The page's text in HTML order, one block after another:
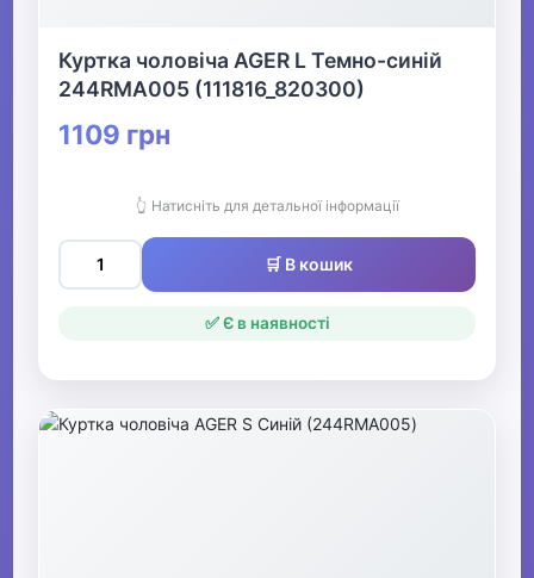
▶
▶
піджаки
Чоловічі худі, толстовки,
Куртка чоловіча AGER L Темно-синій
244RMA005 (111816_820300)
1109 грн
👆 Натисніть для детальної інформації
🛒 В кошик
✅ Є в наявності